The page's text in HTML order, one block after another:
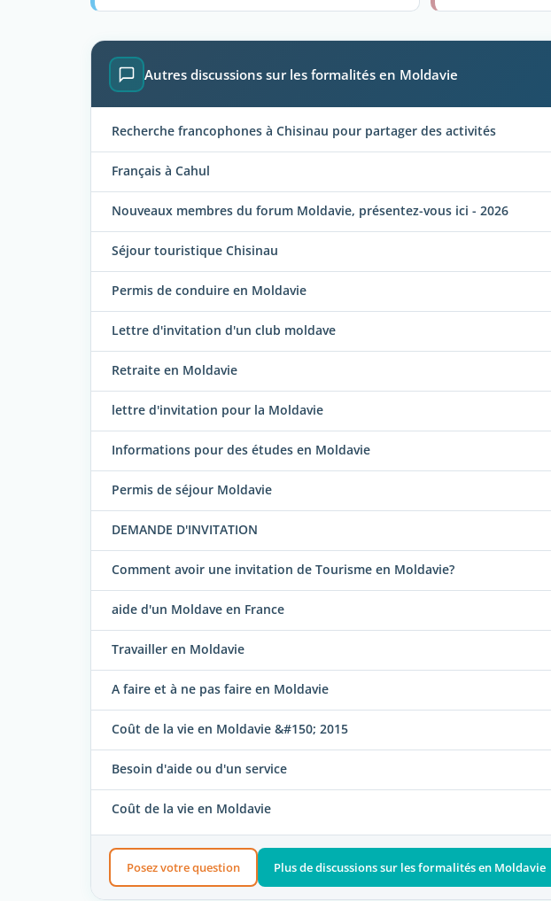
Autres discussions sur les formalités en Moldavie
Recherche francophones à Chisinau pour partager des activités
Français à Cahul
Nouveaux membres du forum Moldavie, présentez-vous ici - 2026
Séjour touristique Chisinau
Permis de conduire en Moldavie
Lettre d'invitation d'un club moldave
Retraite en Moldavie
lettre d'invitation pour la Moldavie
Informations pour des études en Moldavie
Permis de séjour Moldavie
DEMANDE D'INVITATION
Comment avoir une invitation de Tourisme en Moldavie?
aide d'un Moldave en France
Travailler en Moldavie
A faire et à ne pas faire en Moldavie
Coût de la vie en Moldavie &#150; 2015
Besoin d'aide ou d'un service
Coût de la vie en Moldavie
Posez votre question Plus de discussions sur les formalités en Moldavie